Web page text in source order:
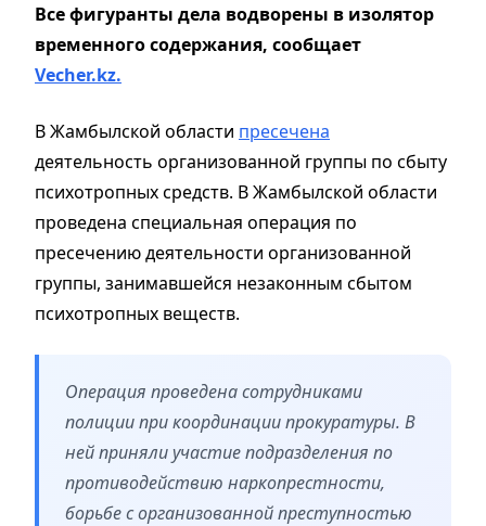
Все фигуранты дела водворены в изолятор
временного содержания, сообщает
Vecher.kz.
В Жамбылской области пресечена
деятельность организованной группы по сбыту
психотропных средств. В Жамбылской области
проведена специальная операция по
пресечению деятельности организованной
группы, занимавшейся незаконным сбытом
психотропных веществ.
Операция проведена сотрудниками
полиции при координации прокуратуры. В
ней приняли участие подразделения по
противодействию наркопрестности,
борьбе с организованной преступностью